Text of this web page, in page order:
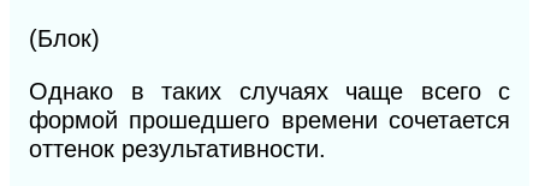
(Блок)
Однако в таких случаях чаще всего с
формой прошедшего времени сочетается
оттенок результативности.